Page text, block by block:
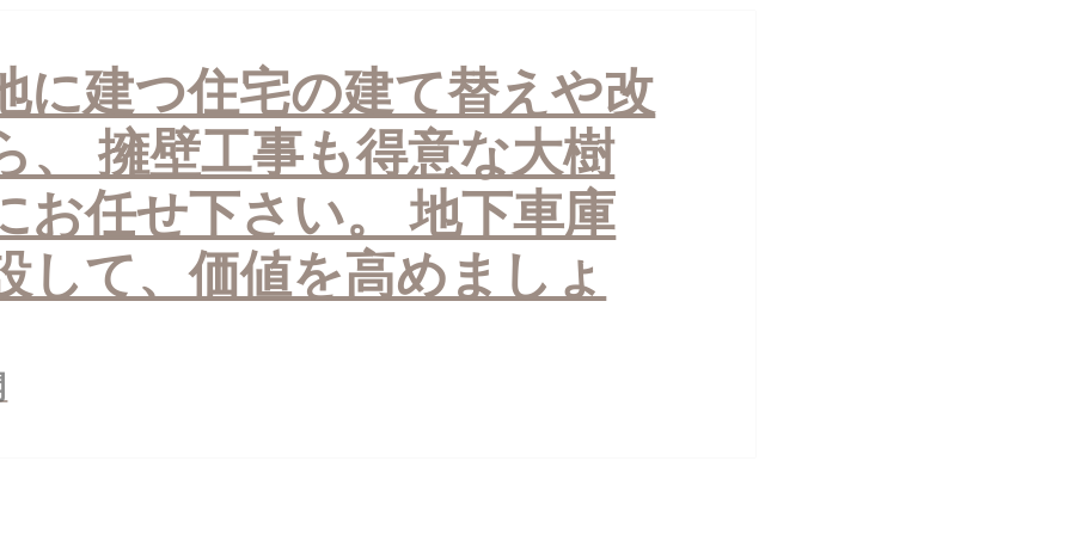
に建つ住宅の建て替えや改
、 擁壁工事も得意な大樹
お任せ下さい。 地下車庫
して、価値を高めましょ